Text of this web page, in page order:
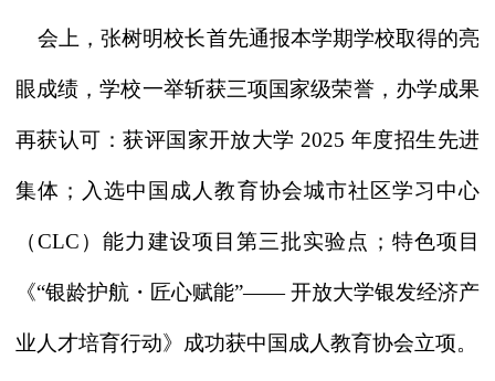
会上，张树明校长首先通报本学期学校取得的亮
眼成绩，学校一举斩获三项国家级荣誉，办学成果
再获认可：获评国家开放大学 2025 年度招生先进
集体；入选中国成人教育协会城市社区学习中心
（CLC）能力建设项目第三批实验点；特色项目
《“银龄护航・匠心赋能”—— 开放大学银发经济产
业人才培育行动》成功获中国成人教育协会立项。